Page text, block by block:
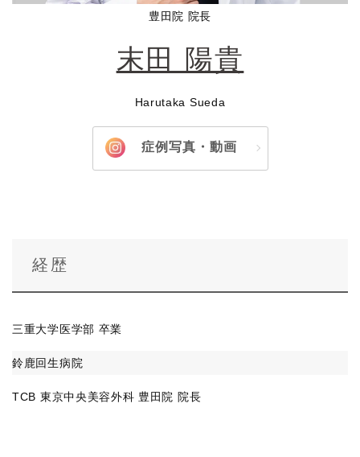
豊田院 院長
末田 陽貴
Harutaka Sueda
症例写真・動画
経歴
三重大学医学部 卒業
鈴鹿回生病院
TCB 東京中央美容外科 豊田院 院長